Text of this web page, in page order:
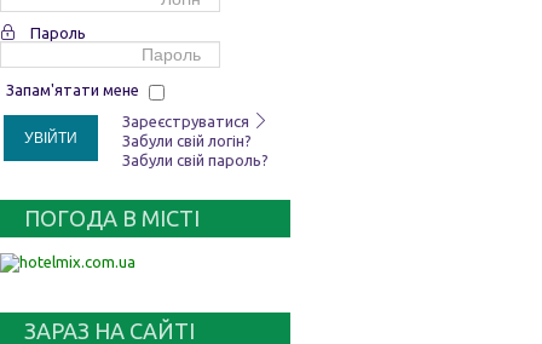
Пароль
Запам'ятати мене
УВІЙТИ
Зареєструватися
Забули свій логін?
Забули свій пароль?
ПОГОДА В МІСТІ
ЗАРАЗ НА САЙТІ